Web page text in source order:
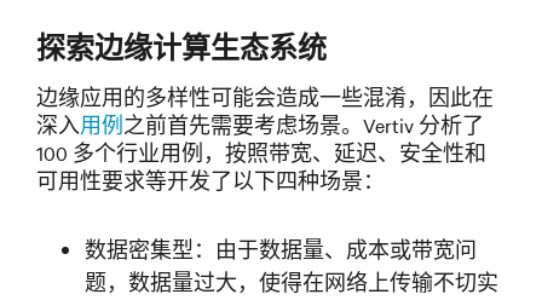
探索边缘计算生态系统
边缘应用的多样性可能会造成一些混淆，因此在
深入用例 之前首先需要考虑场景。Vertiv 分析了
100 多个行业用例，按照带宽、延迟、安全性和
可用性要求等开发了以下四种场景：
数据密集型：由于数据量、成本或带宽问
题，数据量过大，使得在网络上传输不切实